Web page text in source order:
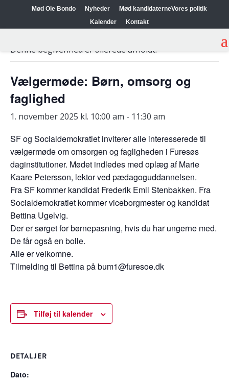
Mød Ole Bondo Nyheder Mød kandidaterneVores politik
Kalender
Kontakt
« Alle Begivenheder
Denne begivenhed er allerede afholdt.
Vælgermøde: Børn, omsorg og
faglighed
1. november 2025 kl. 10:00 am - 11:30 am
SF og Socialdemokratiet inviterer alle interesserede til
vælgermøde om omsorgen og fagligheden i Furesøs
daginstitutioner. Mødet indledes med oplæg af Marie
Kaare Petersson, lektor ved pædagoguddannelsen.
Fra SF kommer kandidat Frederik Emil Stenbakken. Fra
Socialdemokratiet kommer viceborgmester og kandidat
Bettina Ugelvig.
Der er sørget for børnepasning, hvis du har ungerne med.
De får også en bolle.
Alle er velkomne.
Tilmelding til Bettina på bum1@furesoe.dk
Tilføj til kalender
DETALJER
Dato: